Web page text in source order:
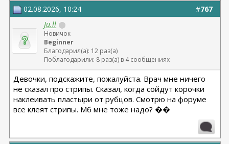
#767
02.08.2026, 10:24
Ju.ll
Новичок
Beginner
Благодарил(а): 12 раз(а)
Поблагодарили: 8 раз(а) в 4 сообщениях
Девочки, подскажите, пожалуйста. Врач мне ничего
не сказал про стрипы. Сказал, когда сойдут корочки
наклеивать пластыри от рубцов. Смотрю на форуме
все клеят стрипы. Мб мне тоже надо? ��